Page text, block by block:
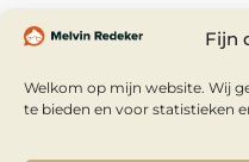
Fijn
Welkom op mijn website. Wij
te bieden en voor statistieken